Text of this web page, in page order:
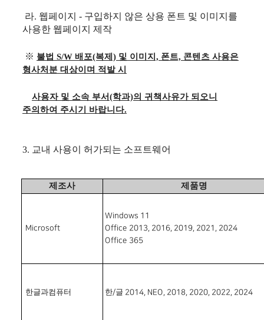
라. 웹페이지 - 구입하지 않은 상용 폰트 및 이미지를
사용한 웹페이지 제작
※ 불법 S/W 배포(복제) 및 이미지, 폰트, 콘텐츠 사용은
형사처분 대상이며 적발 시
사용자 및 소속 부서(학과)의 귀책사유가 되오니
주의하여 주시기 바랍니다.
3. 교내 사용이 허가되는 소프트웨어
제조사 제품명
Microsoft
Windows 11
Office 2013, 2016, 2019, 2021, 2024
Office 365
한글과컴퓨터 한/글 2014, NEO, 2018, 2020, 2022, 2024